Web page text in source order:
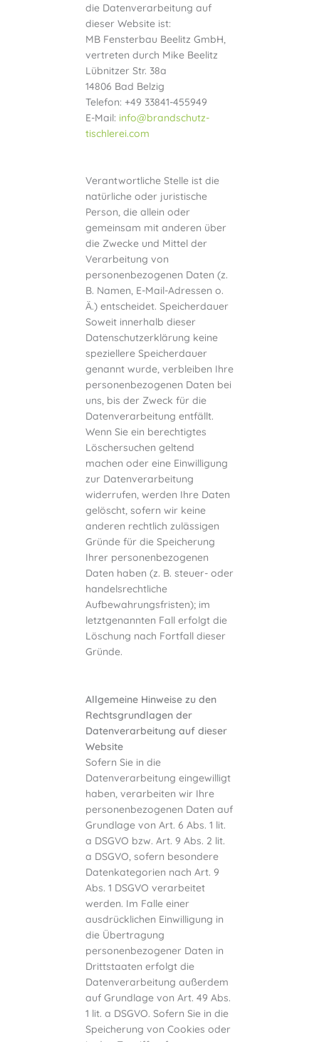
die Datenverarbeitung auf
dieser Website ist:
MB Fensterbau Beelitz GmbH,
vertreten durch Mike Beelitz
Lübnitzer Str. 38a
14806 Bad Belzig
Telefon: +49 33841-455949
E-Mail: info@brandschutz-
tischlerei.com
Verantwortliche Stelle ist die
natürliche oder juristische
Person, die allein oder
gemeinsam mit anderen über
die Zwecke und Mittel der
Verarbeitung von
personenbezogenen Daten (z.
B. Namen, E-Mail-Adressen o.
Ä.) entscheidet. Speicherdauer
Soweit innerhalb dieser
Datenschutzerklärung keine
speziellere Speicherdauer
genannt wurde, verbleiben Ihre
personenbezogenen Daten bei
uns, bis der Zweck für die
Datenverarbeitung entfällt.
Wenn Sie ein berechtigtes
Löschersuchen geltend
machen oder eine Einwilligung
zur Datenverarbeitung
widerrufen, werden Ihre Daten
gelöscht, sofern wir keine
anderen rechtlich zulässigen
Gründe für die Speicherung
Ihrer personenbezogenen
Daten haben (z. B. steuer- oder
handelsrechtliche
Aufbewahrungsfristen); im
letztgenannten Fall erfolgt die
Löschung nach Fortfall dieser
Gründe.
Allgemeine Hinweise zu den
Rechtsgrundlagen der
Datenverarbeitung auf dieser
Website
Sofern Sie in die
Datenverarbeitung eingewilligt
haben, verarbeiten wir Ihre
personenbezogenen Daten auf
Grundlage von Art. 6 Abs. 1 lit.
a DSGVO bzw. Art. 9 Abs. 2 lit.
a DSGVO, sofern besondere
Datenkategorien nach Art. 9
Abs. 1 DSGVO verarbeitet
werden. Im Falle einer
ausdrücklichen Einwilligung in
die Übertragung
personenbezogener Daten in
Drittstaaten erfolgt die
Datenverarbeitung außerdem
auf Grundlage von Art. 49 Abs.
1 lit. a DSGVO. Sofern Sie in die
Speicherung von Cookies oder